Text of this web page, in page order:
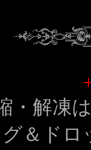
・解凍
＆ド